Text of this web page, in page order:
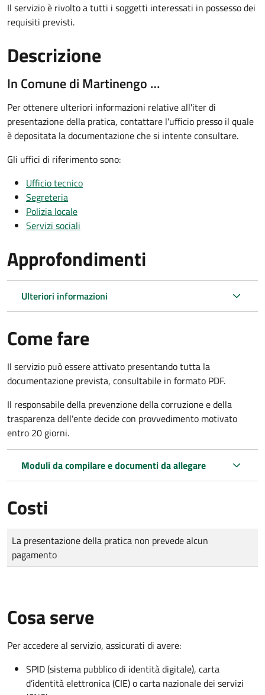
Il servizio è rivolto a tutti i soggetti interessati in possesso dei
requisiti previsti.
Descrizione
In Comune di Martinengo …
Per ottenere ulteriori informazioni relative all'iter di
presentazione della pratica, contattare l'ufficio presso il quale
è depositata la documentazione che si intente consultare.
Gli uffici di riferimento sono:
Ufficio tecnico
Segreteria
Polizia locale
Servizi sociali
Approfondimenti
Ulteriori informazioni
Come fare
Il servizio può essere attivato presentando tutta la
documentazione prevista, consultabile in formato PDF.
Il responsabile della prevenzione della corruzione e della
trasparenza dell'ente decide con provvedimento motivato
entro 20 giorni.
Moduli da compilare e documenti da allegare
Costi
Tipo di pagamento
Importo
La presentazione della pratica non prevede alcun
pagamento
Cosa serve
Per accedere al servizio, assicurati di avere:
SPID (sistema pubblico di identità digitale), carta
d’identità elettronica (CIE) o carta nazionale dei servizi